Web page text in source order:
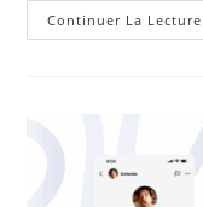
Continuer La Lecture